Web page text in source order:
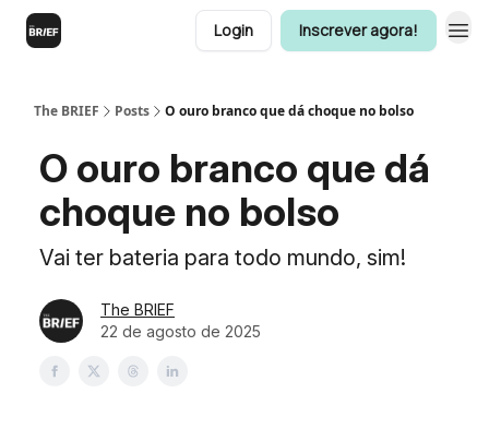
Login Inscrever agora!
The BRIEF Posts O ouro branco que dá choque no bolso
O ouro branco que dá
choque no bolso
Vai ter bateria para todo mundo, sim!
The BRIEF
22 de agosto de 2025